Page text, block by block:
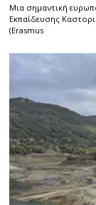
Μια σημαντική
Εκπαίδευσης
(Erasmus